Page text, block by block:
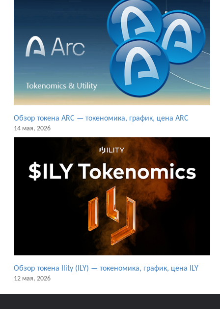
Обзор токена ARC — токеномика, график, цена ARC
14 мая, 2026
Обзор токена Ility (ILY) — токеномика, график, цена ILY
12 мая, 2026